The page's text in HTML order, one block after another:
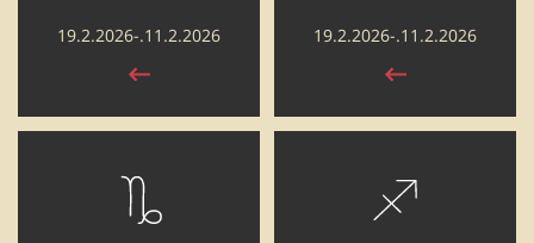
11.2.2026.-19.2.2026
11.2.2026.-19.2.2026